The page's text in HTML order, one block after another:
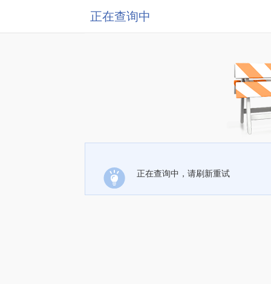
正在查询中
正在查询中，请刷新重试